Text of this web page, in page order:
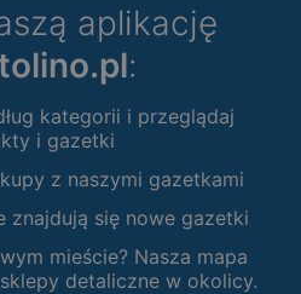
aplikację
:
kategorii i przeglądaj
i gazetki
z naszymi gazetkami
znajdują się nowe gazetki
mieście? Nasza mapa
detaliczne w okolicy.